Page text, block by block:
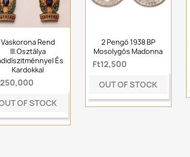
Vaskorona Rend
III.osztálya
És
Kardokkal
OF STOCK
2 Pengő 1938 BP
Mosolygós Madonna
Ft12,500
OUT OF STOCK